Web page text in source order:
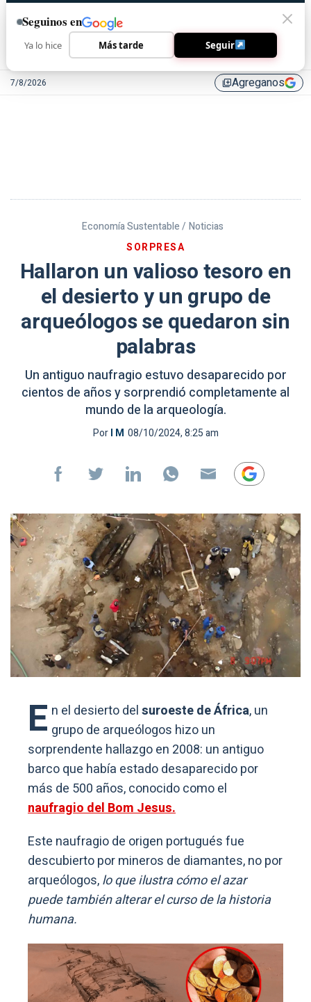
7/8/2026 library_addAgreganos
Economía Sustentable / Noticias
SORPRESA
Hallaron un valioso tesoro en
el desierto y un grupo de
arqueólogos se quedaron sin
palabras
Un antiguo naufragio estuvo desaparecido por
cientos de años y sorprendió completamente al
mundo de la arqueología.
PorI M 08/10/2024, 8:25 am
E n el desierto delsuroeste de África, un
grupo de arqueólogos hizo un
sorprendente hallazgo en 2008: un antiguo
barco que había estado desaparecido por
más de 500 años, conocido como el
naufragio del Bom Jesus.
Este naufragio de origen portugués fue
descubierto por mineros de diamantes, no por
arqueólogos,lo que ilustra cómo el azar
puede también alterar el curso de la historia
humana.
Seguinos en
Ya lo hice Más tarde Seguir